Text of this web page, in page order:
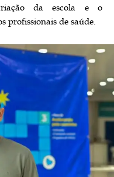
da escola e o
profissionais de saúde.